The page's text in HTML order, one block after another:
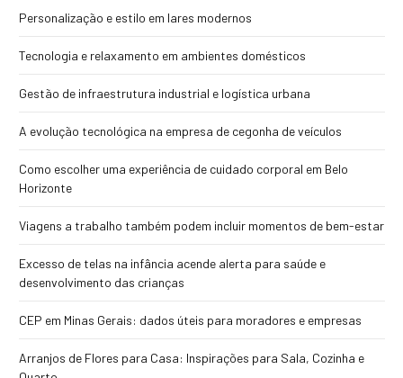
Personalização e estilo em lares modernos
Tecnologia e relaxamento em ambientes domésticos
Gestão de infraestrutura industrial e logística urbana
A evolução tecnológica na empresa de cegonha de veículos
Como escolher uma experiência de cuidado corporal em Belo
Horizonte
Viagens a trabalho também podem incluir momentos de bem-estar
Excesso de telas na infância acende alerta para saúde e
desenvolvimento das crianças
CEP em Minas Gerais: dados úteis para moradores e empresas
Arranjos de Flores para Casa: Inspirações para Sala, Cozinha e